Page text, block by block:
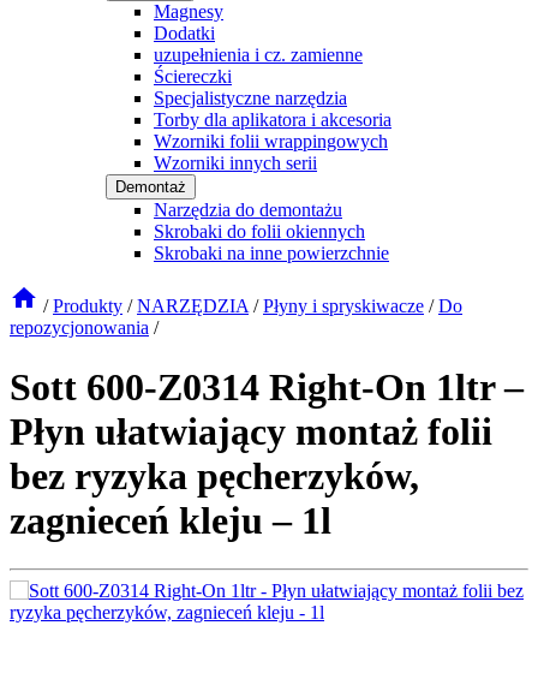
Magnesy
Dodatki
uzupełnienia i cz. zamienne
Ściereczki
Specjalistyczne narzędzia
Torby dla aplikatora i akcesoria
Wzorniki folii wrappingowych
Wzorniki innych serii
Demontaż
Narzędzia do demontażu
Skrobaki do folii okiennych
Skrobaki na inne powierzchnie
/ Produkty / NARZĘDZIA / Płyny i spryskiwacze / Do
repozycjonowania /
Sott 600-Z0314 Right-On 1ltr –
Płyn ułatwiający montaż folii
bez ryzyka pęcherzyków,
zagnieceń kleju – 1l